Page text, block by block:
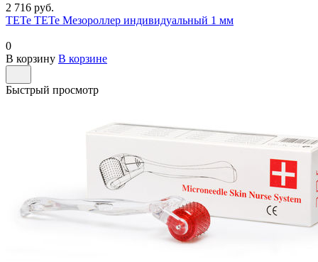
2 716 руб.
TETe TETe Мезороллер индивидуальный 1 мм
0
В корзину В корзине
Быстрый просмотр